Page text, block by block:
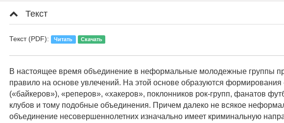
Текст
Текст (PDF): Читать Скачать
В настоящее время объединение в неформальные молодежные группы
правило на основе увлечений. На этой основе образуются формирования
(«байкеров»), «реперов», «хакеров», поклонников рок-групп, фанатов
клубов и тому подобные объединения. Причем далеко не всякое
объединение несовершеннолетних изначально имеет криминальную